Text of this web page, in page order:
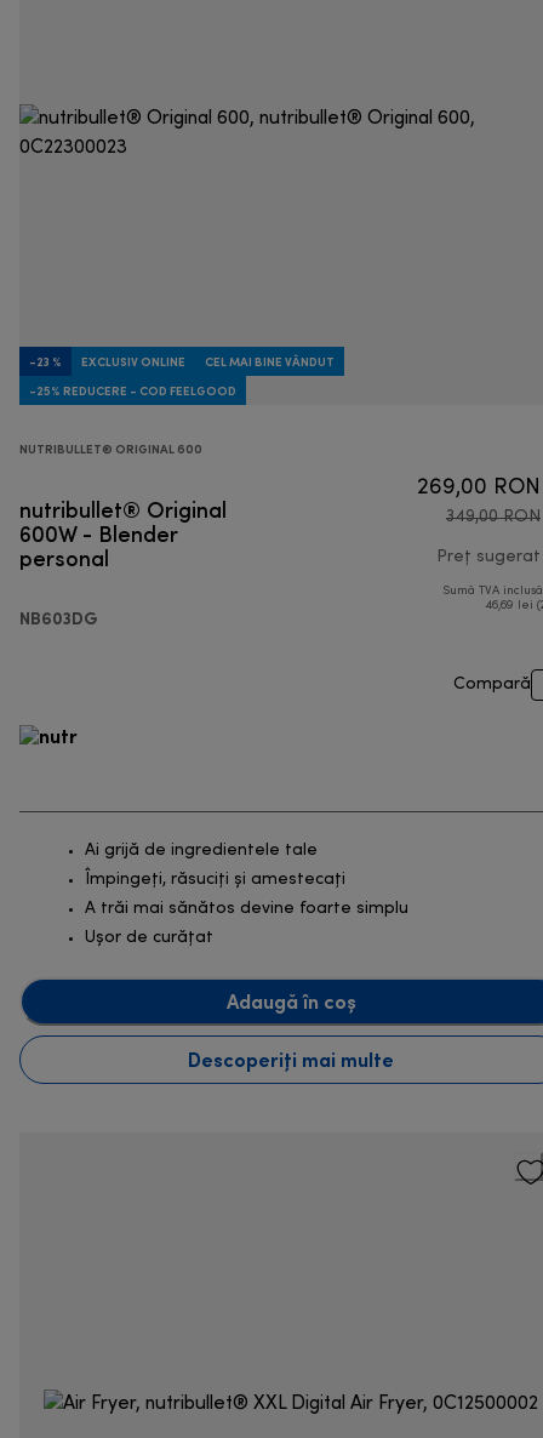
-23 % EXCLUSIV ONLINE
CEL MAI BINE VÂNDUT
-25% REDUCERE - COD FEELGOOD
NUTRIBULLET® ORIGINAL 600
nutribullet® Original
600W - Blender
personal
NB603DG
269,00 RON
349,00 RON
Preț sugerat
Sumă TVA
46,69 lei
Compară
Ai grijă de ingredientele tale
Împingeți, răsuciți și amestecați
A trăi mai sănătos devine foarte simplu
Ușor de curățat
Adaugă în coș
Descoperiți mai multe